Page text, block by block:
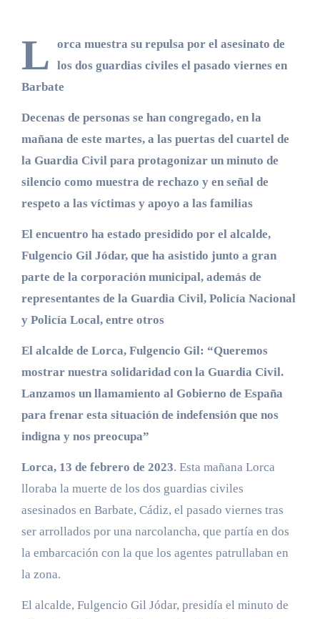
L
orca muestra su repulsa por el asesinato de
los dos guardias civiles el pasado viernes en
Barbate
Decenas de personas se han congregado, en la
mañana de este martes, a las puertas del cuartel de
la Guardia Civil para protagonizar un minuto de
silencio como muestra de rechazo y en señal de
respeto a las víctimas y apoyo a las familias
El encuentro ha estado presidido por el alcalde,
Fulgencio Gil Jódar, que ha asistido junto a gran
parte de la corporación municipal, además de
representantes de la Guardia Civil, Policía Nacional
y Policía Local, entre otros
El alcalde de Lorca, Fulgencio Gil: “Queremos
mostrar nuestra solidaridad con la Guardia Civil.
Lanzamos un llamamiento al Gobierno de España
para frenar esta situación de indefensión que nos
indigna y nos preocupa”
Lorca, 13 de febrero de 2023. Esta mañana Lorca
lloraba la muerte de los dos guardias civiles
asesinados en Barbate, Cádiz, el pasado viernes tras
ser arrollados por una narcolancha, que partía en dos
la embarcación con la que los agentes patrullaban en
la zona.
El alcalde, Fulgencio Gil Jódar, presidía el minuto de